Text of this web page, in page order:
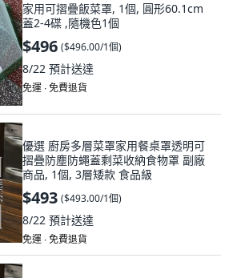
家用可摺疊飯菜罩, 1個, 圓形60.1cm
蓋2-4碟 ,隨機色1個
$496 ($496.00/1個)
8/22 預計送達
免運 ∙ 免費退貨
優選 廚房多層菜罩家用餐桌罩透明可
摺疊防塵防蠅蓋剩菜收納食物罩 副廠
商品, 1個, 3層矮款 食品級
$493 ($493.00/1個)
8/22 預計送達
免運 ∙ 免費退貨